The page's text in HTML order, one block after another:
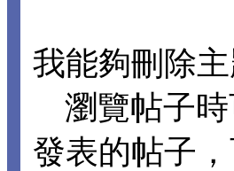
我能夠刪除主
瀏覽帖子時
發表的帖子